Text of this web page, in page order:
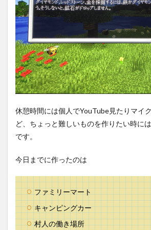
休憩時間には個人でYouTube見たりマイ
ど、ちょっと難しいものを作りたい時に
です。
今日までに作ったのは
ファミリーマート
キャンピングカー
村人の働き場所